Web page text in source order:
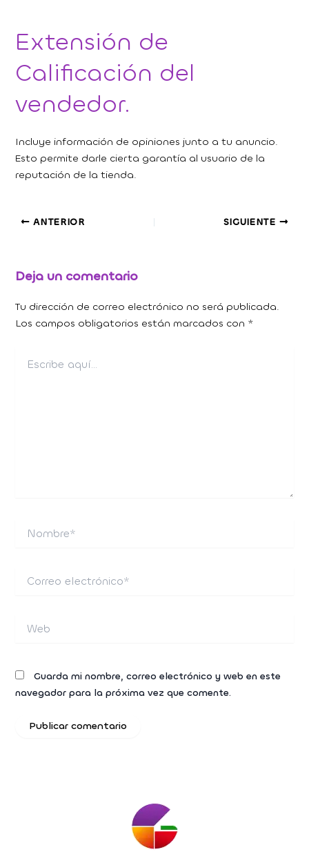
Extensión de
Calificación del
vendedor.
Incluye información de opiniones junto a tu anuncio.
Esto permite darle cierta garantía al usuario de la
reputación de la tienda.
ANTERIOR SIGUIENTE
Deja un comentario
Tu dirección de correo electrónico no será publicada.
Los campos obligatorios están marcados con *
aquí...
electrónico*
Guarda mi nombre, correo electrónico y web en este
navegador para la próxima vez que comente.